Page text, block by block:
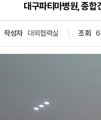
대구파티마병원, 종합
작성자 대외협력실 조회